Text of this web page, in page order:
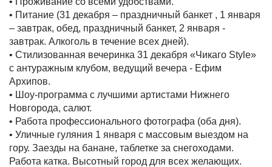
• Питание (31 декабря – праздничный банкет , 1 января
– завтрак, обед, праздничный банкет, 2 января -
завтрак. Алкоголь в течение всех дней).
• Стилизованная вечеринка 31 декабря «Чикаго Style»
с антуражным клубом, ведущий вечера - Ефим
Архипов.
• Шоу-программа с лучшими артистами Нижнего
Новгорода, салют.
• Работа профессионального фотографа (оба дня).
• Уличные гуляния 1 января с массовым выездом на
гору. Заезды на банане, таблетке за снегоходами.
Работа катка. Высотный город для всех желающих.